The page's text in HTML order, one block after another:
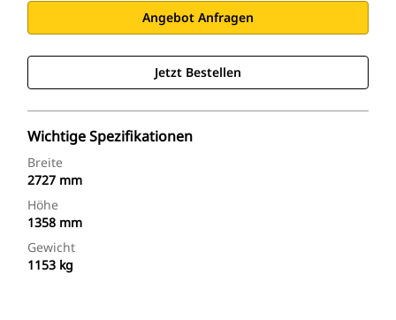
Angebot Anfragen
Jetzt Bestellen
Wichtige Spezifikationen
Breite
2727 mm
Höhe
1358 mm
Gewicht
1153 kg